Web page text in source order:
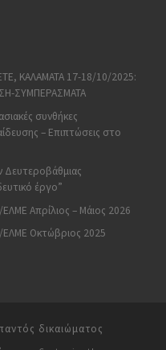
ΚΑΛΑΜΑΤΑ 17-18/10/2025:
ΣΥΜΠΕΡΑΣΜΑΤΑ
συνθήκες
– Επιπτώσεις στο
Δευτεροβάθμιας
έργο”
Απρίλιος – Μάιος 2026
ΕΛΜΕ Οκτώβριος 2025
δικαιώματος